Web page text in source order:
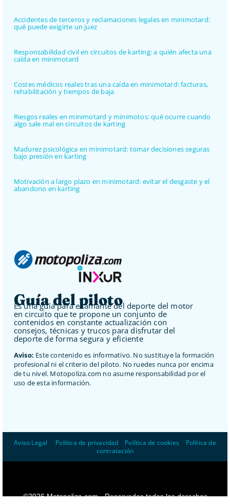
Accidentes de terceros y reclamaciones legales en minimotard:
qué puede exigirte un juez
Responsabilidad civil en circuitos de karting: a quién afecta una
caída en minimotard
Costes médicos reales tras una caída en minimotard: facturas,
rehabilitación y tiempos de baja
Riesgos reales en minimotard y minimotos: qué ocurre cuando
algo sale mal en circuitos de karting
Madurez psicológica en minimotard: tomar decisiones seguras
bajo presión en karting
Motivación a largo plazo en minimotard: evitar el desgaste y el
abandono en karting
Guía del piloto
Es una guía para el amante del deporte del motor
en circuito que te propone un conjunto de
contenidos en constante actualización con
consejos, técnicas y trucos para disfrutar del
deporte de forma segura y eficiente
Aviso: Este contenido es informativo. No sustituye la formación
profesional ni el criterio del piloto. No ruedes nunca por encima
de tu nivel. Motopoliza.com no asume responsabilidad por el
uso de esta información.
Aviso Legal Política de privacidad Política de cookies
Política de
contratación
©2026 Motopoliza.com - Reservados todos los derechos